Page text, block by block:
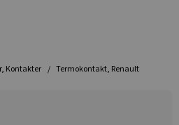
Kontakter Termokontakt, Renault